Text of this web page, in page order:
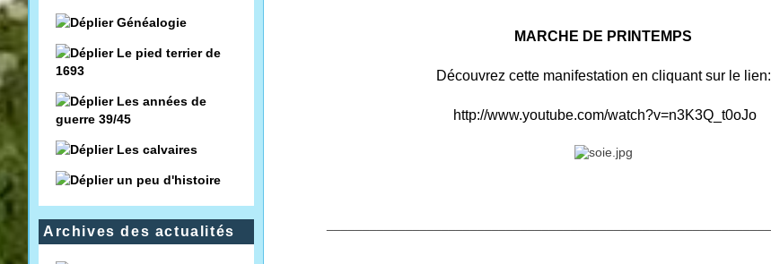
Généalogie
Le pied terrier de
1693
Les années de
guerre 39/45
Les calvaires
un peu d'histoire
Archives des actualités
MARCHE DE PRINTEMPS
Découvrez cette manifestation en cliquant sur le lien:
http://www.youtube.com/watch?v=n3K3Q_t0oJo